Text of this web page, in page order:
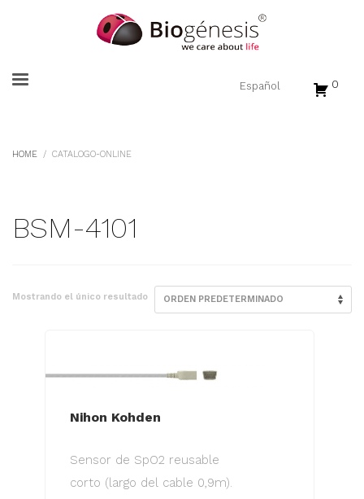
0
HOME CATALOGO-ONLINE
BSM-4101
Mostrando el único resultado
Nihon Kohden
Sensor de SpO2 reusable
corto (largo del cable 0,9m).